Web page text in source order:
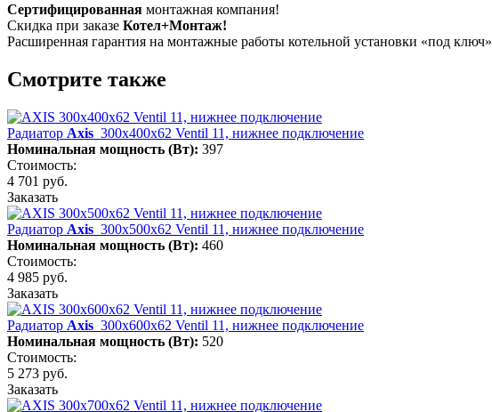
Сертифицированная монтажная компания!
Скидка при заказе Котел+Монтаж!
Расширенная гарантия на монтажные работы котельной установки «под ключ»
Смотрите также
Радиатор Axis 300х400х62 Ventil 11, нижнее подключение
Номинальная мощность (Вт): 397
Стоимость:
4 701 руб.
Заказать
Радиатор Axis 300х500х62 Ventil 11, нижнее подключение
Номинальная мощность (Вт): 460
Стоимость:
4 985 руб.
Заказать
Радиатор Axis 300х600х62 Ventil 11, нижнее подключение
Номинальная мощность (Вт): 520
Стоимость:
5 273 руб.
Заказать